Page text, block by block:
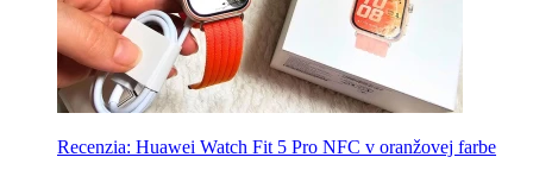
Recenzia: Huawei Watch Fit 5 Pro NFC v oranžovej farbe